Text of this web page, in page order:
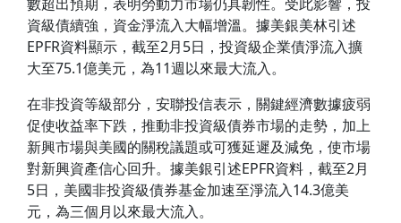
數超出預期，表明勞動力市場仍具韌性。受此影響，投
資級債續強，資金淨流入大幅增溫。據美銀美林引述
EPFR資料顯示，截至2月5日，投資級企業債淨流入擴
大至75.1億美元，為11週以來最大流入。
在非投資等級部分，安聯投信表示，關鍵經濟數據疲弱
促使收益率下跌，推動非投資級債券市場的走勢，加上
新興市場與美國的關稅議題或可獲延遲及減免，使市場
對新興資產信心回升。據美銀引述EPFR資料，截至2月
5日，美國非投資級債券基金加速至淨流入14.3億美
元，為三個月以來最大流入。